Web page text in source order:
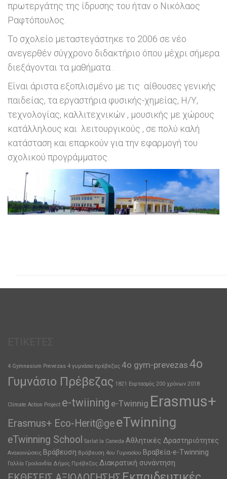
πρωτεργάτης της ίδρυσης του ήταν ο Νικόλαος
Ραφτόπουλος.
Το σχολείο μεταστεγάστηκε το 2006 σε νέο
ανεγερθέν σύγχρονο διδακτήριο όπου μέχρι σήμερα
διεξάγονται τα μαθήματα .
Είναι άριστα εξοπλισμένο με τις αίθουσες γενικής
παιδείας, τα εργαστήρια φυσικής-χημείας, Η/Υ,
τεχνολογίας, καλλιτεχνικών , μουσικής με χώρους
κατάλληλους και λειτουργικούς , σε πολύ καλή
κατάσταση και επαρκούν για την εφαρμογή του
σχολικού προγράμματος.
4 Gymnasium Prevezas 4 γυμνάσιο πρέβεζας 4o gym-prevezas 4ο
Γυμνάσιο Πρέβεζας 1821 Εορτασμός 200 χρόνων 2018
Climate Action Project e-twiining e-Twinnig Erasmus+
Erasmus+ Eco-Herit@geeTwinning
eTwinning School Sarlat la Caneda Αθλητικές Δραστηριότητες
Ανακοινώσεις Βράβευση Βράβευση 4ου Γυμνασίου Βραβεία-e-Twinning
Γαλλία Γροιλανδία Δήμος Πρέβεζας Διακρατική συνάντηση